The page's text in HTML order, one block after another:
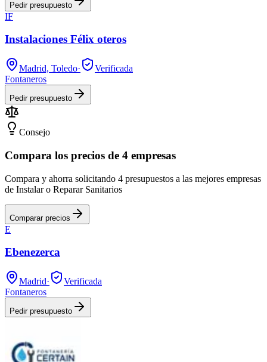
Pedir presupuesto
IF
Instalaciones Félix oteros
Madrid, Toledo·
Verificada
Fontaneros
Pedir presupuesto
Consejo
Compara los precios de 4 empresas
Compara y ahorra solicitando 4 presupuestos a las mejores empresas
de Instalar o Reparar Sanitarios
Comparar precios
E
Ebenezerca
Madrid·
Verificada
Fontaneros
Pedir presupuesto